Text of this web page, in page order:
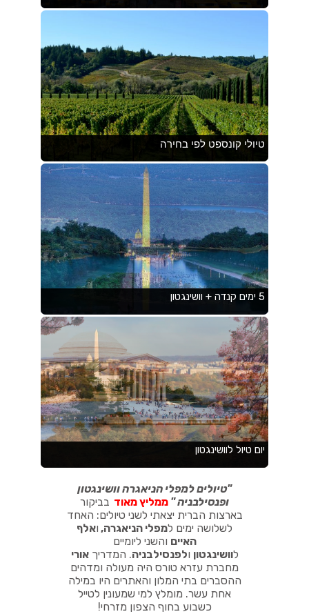
"טיולים למפלי הניאגרה וושינגטון
ופנסילבניה" ממליץ מאוד בביקור
בארצות הברית יצאתי לשני טיולים: האחד
לשלושה ימים למפלי הניאגרה, ואלף
האיים והשני ליומיים
לוושינגטון ולפנסילבניה. המדריךאורי
מחברת עזרא טורס היה מעולה ומדהים
ההסברים בתי המלון והאתרים היו במילה
אחת עשר. מומלץ למי שמעונין לטייל
כשבוע בחוף הצפון מזרחי!